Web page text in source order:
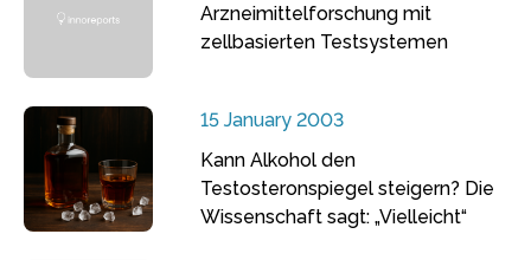
Arzneimittelforschung mit
zellbasierten Testsystemen
15 January 2003
Kann Alkohol den
Testosteronspiegel steigern? Die
Wissenschaft sagt: „Vielleicht“